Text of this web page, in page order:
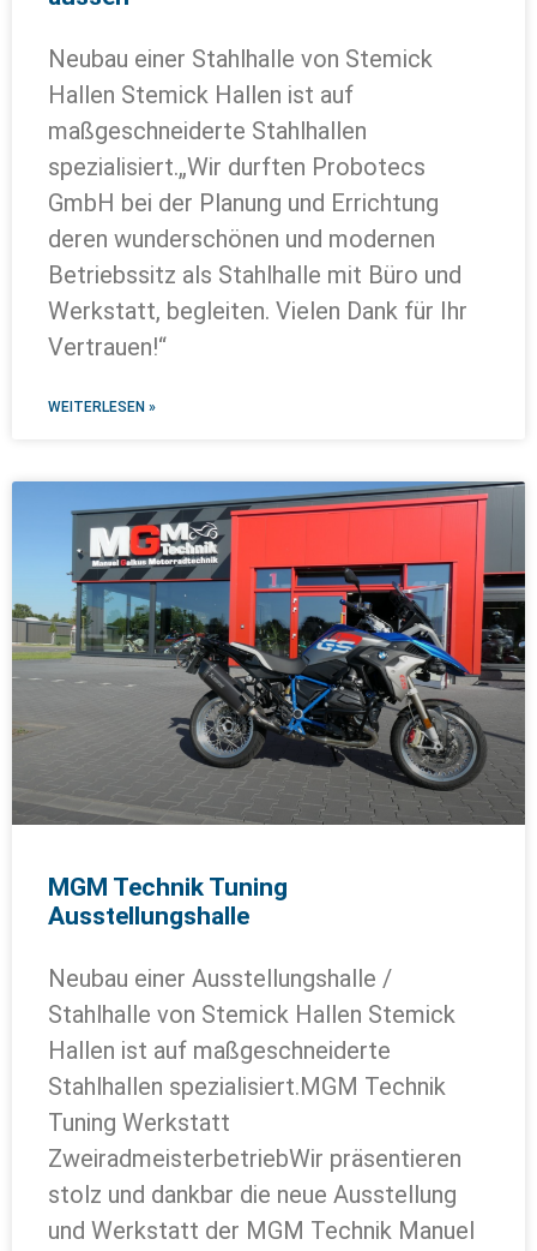
Neubau einer Stahlhalle von Stemick
Hallen Stemick Hallen ist auf
maßgeschneiderte Stahlhallen
spezialisiert.„Wir durften Probotecs
GmbH bei der Planung und Errichtung
deren wunderschönen und modernen
Betriebssitz als Stahlhalle mit Büro und
Werkstatt, begleiten. Vielen Dank für Ihr
Vertrauen!“
WEITERLESEN »
MGM Technik Tuning
Ausstellungshalle
Neubau einer Ausstellungshalle /
Stahlhalle von Stemick Hallen Stemick
Hallen ist auf maßgeschneiderte
Stahlhallen spezialisiert.MGM Technik
Tuning Werkstatt
ZweiradmeisterbetriebWir präsentieren
stolz und dankbar die neue Ausstellung
und Werkstatt der MGM Technik Manuel